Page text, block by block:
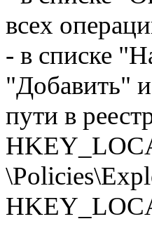
всех
- в списке
"Добавить"
пути в